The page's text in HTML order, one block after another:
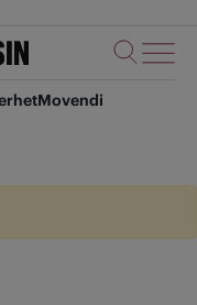
Movendi